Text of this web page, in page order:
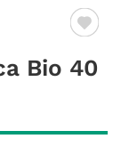
Bio 40